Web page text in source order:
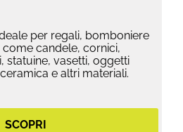
per regali, bomboniere
candele, cornici,
statuine, vasetti, oggetti
e altri materiali.
SCOPRI